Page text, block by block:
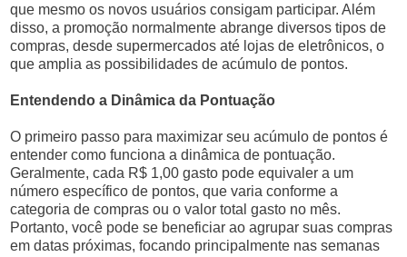
que mesmo os novos usuários consigam participar. Além
disso, a promoção normalmente abrange diversos tipos de
compras, desde supermercados até lojas de eletrônicos, o
que amplia as possibilidades de acúmulo de pontos.
Entendendo a Dinâmica da Pontuação
O primeiro passo para maximizar seu acúmulo de pontos é
entender como funciona a dinâmica de pontuação.
Geralmente, cada R$ 1,00 gasto pode equivaler a um
número específico de pontos, que varia conforme a
categoria de compras ou o valor total gasto no mês.
Portanto, você pode se beneficiar ao agrupar suas compras
em datas próximas, focando principalmente nas semanas